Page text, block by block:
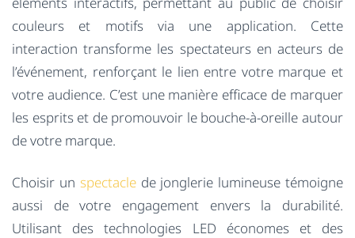
couleurs et motifs via une application. Cette
interaction transforme les spectateurs en acteurs de
l’événement, renforçant le lien entre votre marque et
votre audience. C’est une manière efficace de marquer
les esprits et de promouvoir le bouche-à-oreille autour
de votre marque.
Choisir un spectaclede jonglerie lumineuse témoigne
aussi de votre engagement envers la durabilité.
Utilisant des technologies LED économes et des